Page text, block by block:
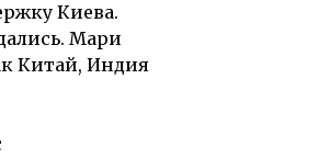
Киева.
Мари
Китай, Индия